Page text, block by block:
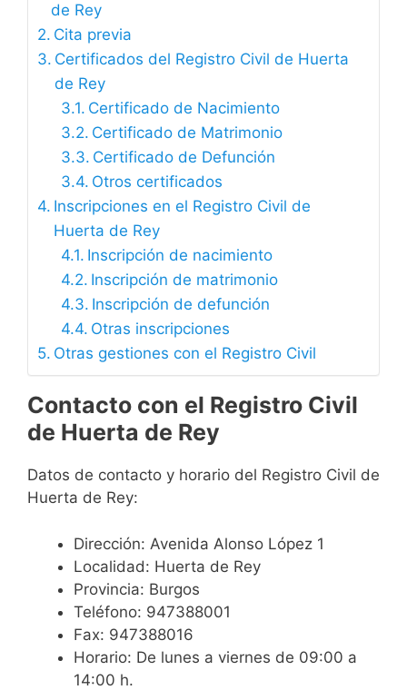
de Rey
Cita previa
Certificados del Registro Civil de Huerta
de Rey
Certificado de Nacimiento
Certificado de Matrimonio
Certificado de Defunción
Otros certificados
Inscripciones en el Registro Civil de
Huerta de Rey
Inscripción de nacimiento
Inscripción de matrimonio
Inscripción de defunción
Otras inscripciones
Otras gestiones con el Registro Civil
Contacto con el Registro Civil
de Huerta de Rey
Datos de contacto y horario del Registro Civil de
Huerta de Rey:
Dirección: Avenida Alonso López 1
Localidad: Huerta de Rey
Provincia: Burgos
Teléfono: 947388001
Fax: 947388016
Horario: De lunes a viernes de 09:00 a
14:00 h.